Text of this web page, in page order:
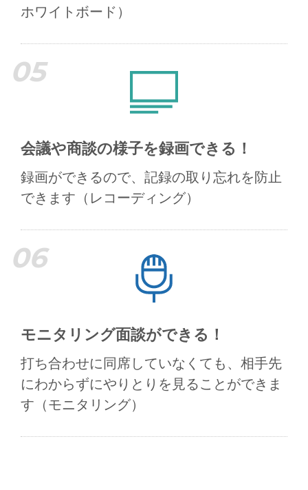
ホワイトボード）
05
会議や商談の様子を録画できる！
録画ができるので、記録の取り忘れを防止
できます（レコーディング）
06
モニタリング面談ができる！
打ち合わせに同席していなくても、相手先
にわからずにやりとりを見ることができま
す（モニタリング）